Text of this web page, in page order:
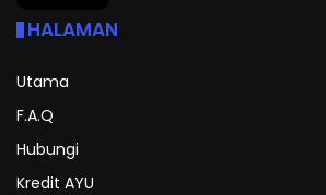
HALAMAN
Utama
F.A.Q
Hubungi
Kredit AYU